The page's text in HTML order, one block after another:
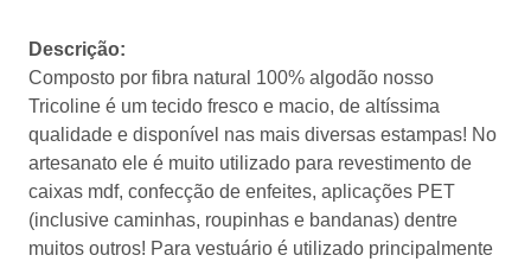
Descrição:
Composto por fibra natural 100% algodão nosso
Tricoline é um tecido fresco e macio, de altíssima
qualidade e disponível nas mais diversas estampas! No
artesanato ele é muito utilizado para revestimento de
caixas mdf, confecção de enfeites, aplicações PET
(inclusive caminhas, roupinhas e bandanas) dentre
muitos outros! Para vestuário é utilizado principalmente